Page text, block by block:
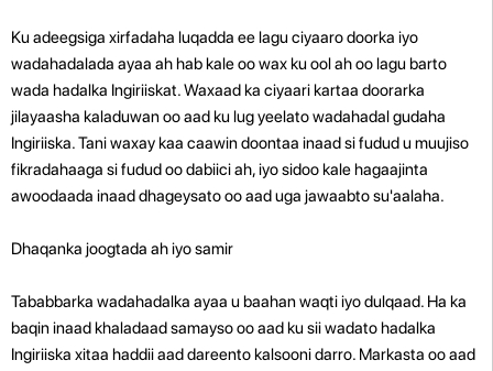
Ku adeegsiga xirfadaha luqadda ee lagu ciyaaro doorka iyo
wadahadalada ayaa ah hab kale oo wax ku ool ah oo lagu barto
wada hadalka Ingiriiskat. Waxaad ka ciyaari kartaa doorarka
jilayaasha kaladuwan oo aad ku lug yeelato wadahadal gudaha
Ingiriiska. Tani waxay kaa caawin doontaa inaad si fudud u muujiso
fikradahaaga si fudud oo dabiici ah, iyo sidoo kale hagaajinta
awoodaada inaad dhageysato oo aad uga jawaabto su'aalaha.
Dhaqanka joogtada ah iyo samir
Tababbarka wadahadalka ayaa u baahan waqti iyo dulqaad. Ha ka
baqin inaad khaladaad samayso oo aad ku sii wadato hadalka
Ingiriiska xitaa haddii aad dareento kalsooni darro. Markasta oo aad